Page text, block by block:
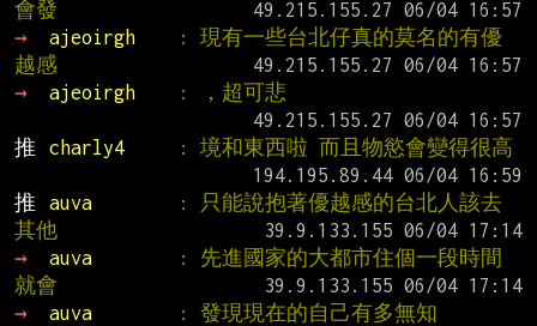
會發
→
ajeoirgh
: 現有一些台北仔真的莫名的有優
越感
→
ajeoirgh
: ，超可悲
推
charly4
: 境和東西啦 而且物慾會變得很高
推
auva
: 只能說抱著優越感的台北人該去
其他
→
auva
: 先進國家的大都市住個一段時間
就會
→
auva
: 發現現在的自己有多無知